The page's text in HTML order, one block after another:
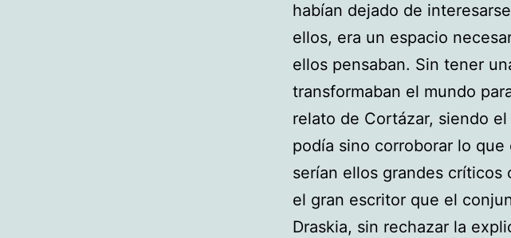
habían dejado de
ellos, era un espacio
ellos pensaban. Sin tener
transformaban el mundo
relato de Cortázar, siendo
podía sino corroborar lo
serían ellos grandes críticos
el gran escritor que el
Draskia, sin rechazar la